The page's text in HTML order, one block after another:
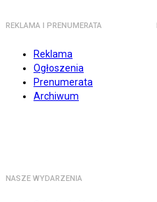
REKLAMA I PRENUMERATA
Reklama
Ogłoszenia
Prenumerata
Archiwum
NASZE WYDARZENIA